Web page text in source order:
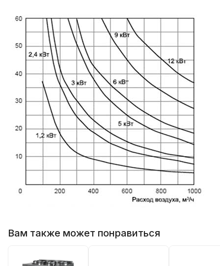
Вам также может понравиться